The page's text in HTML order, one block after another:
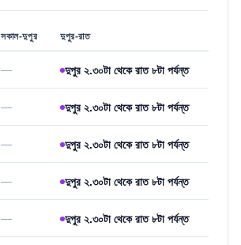
সকাল-দুপুর দুপুর-রাত
— দুপুর ২.৩০টা থেকে রাত ৮টা পর্যন্ত
— দুপুর ২.৩০টা থেকে রাত ৮টা পর্যন্ত
— দুপুর ২.৩০টা থেকে রাত ৮টা পর্যন্ত
— দুপুর ২.৩০টা থেকে রাত ৮টা পর্যন্ত
— দুপুর ২.৩০টা থেকে রাত ৮টা পর্যন্ত